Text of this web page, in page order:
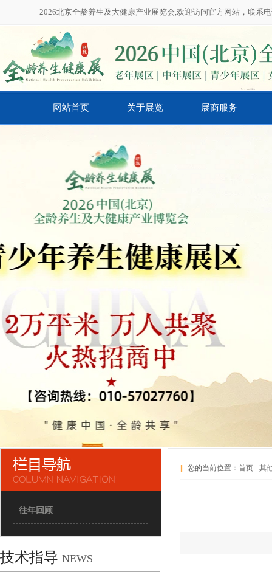
2026北京全龄养生及大健康产业展览会,欢迎访问官方网站，联系
网站首页 关于展览 展商服务
往年回顾
技术指导 NEWS
您的当前位置： 首页 - 其